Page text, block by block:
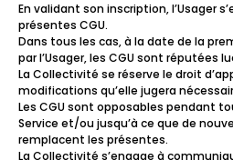
En validant son inscription, l’Usager
présentes CGU.
Dans tous les cas, à la date de la
par l’Usager, les CGU sont réputées
La Collectivité se réserve le droit
modifications qu’elle jugera
Les CGU sont opposables pendant
Service et/ou jusqu’à ce que de
remplacent les présentes.
La Collectivité s’engage à